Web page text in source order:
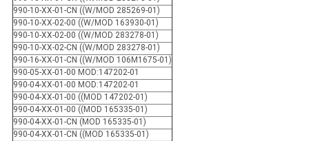
990-10-XX-01-CN ((W/MOD 285269-01)
990-10-XX-02-00 ((W/MOD 163930-01)
990-10-XX-02-00 ((W/MOD 283278-01)
990-10-XX-02-CN ((W/MOD 283278-01)
990-16-XX-01-CN ((W/MOD 106M1675-01)
990-05-XX-01-00 MOD:147202-01
990-04-XX-01-00 MOD:147202-01
990-04-XX-01-00 ((MOD 147202-01)
990-04-XX-01-00 ((MOD 165335-01)
990-04-XX-01-CN (MOD 165335-01)
990-04-XX-01-CN ((MOD 165335-01)